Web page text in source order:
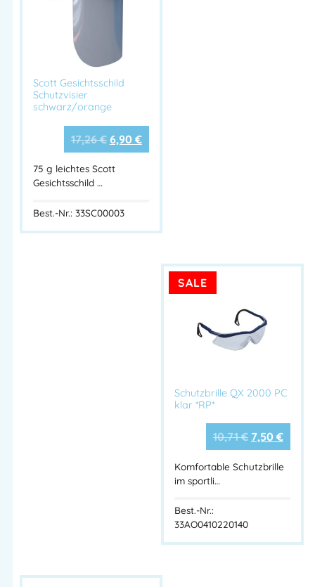
Hoher UV-Schutz für Innen- und Außeneinsätze
Leichtgewicht mit weichen, rutschfesten Bügeln
Optimal für lange Tragezeiten geeignet
„Cofra Schutzbrille SHARPEN gelb“, „Schutzbrille bei
schlechtem Wetter“, „UV-Schutzbrille EN 170“, „gelbe
Schutzbrille Industrie“.
Artikelnummer:33CE006120
Scott Gesichtsschild
Schutzvisier
schwarz/orange
17,26€ 6,90 €
75 g leichtes Scott
Gesichtsschild …
Best.-Nr.: 33SC00003
SALE
Schutzbrille QX 2000 PC
klar *RP*
10,71€ 7,50 €
Komfortable Schutzbrille
im sportli…
Best.-Nr.:
33AO0410220140